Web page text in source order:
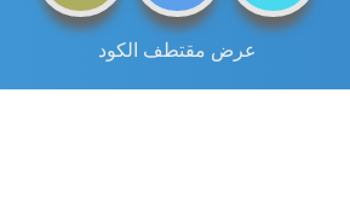
عرض مقتطف الكود